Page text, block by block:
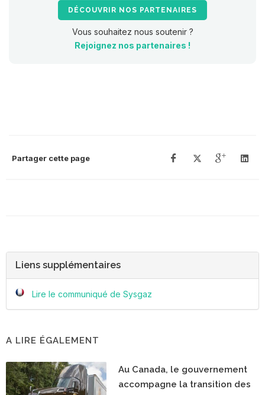
DÉCOUVRIR NOS PARTENAIRES
Vous souhaitez nous soutenir ?
Rejoignez nos partenaires !
Partager cette page
Liens supplémentaires
Lire le communiqué de Sysgaz
A LIRE ÉGALEMENT
Au Canada, le gouvernement
accompagne la transition des